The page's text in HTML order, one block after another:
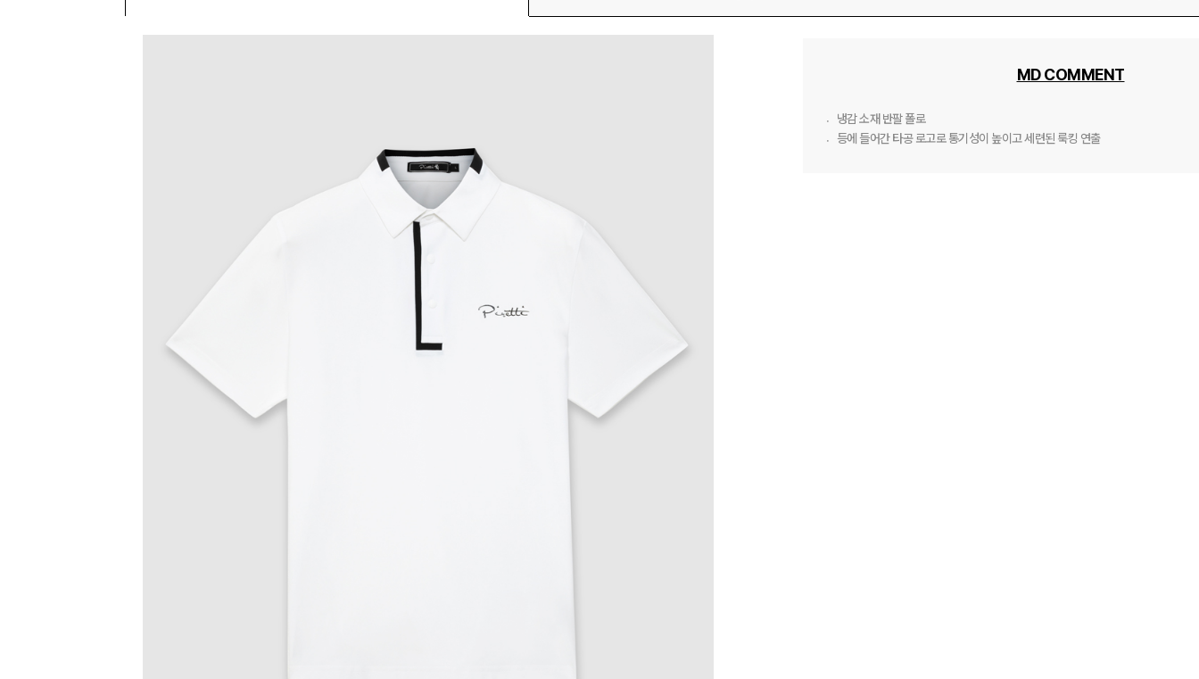
MD COMMENT
〮냉감 소재 반팔 폴로
〮등에 들어간 타공 로고로 통기성이 높이고 세련된 룩킹 연출